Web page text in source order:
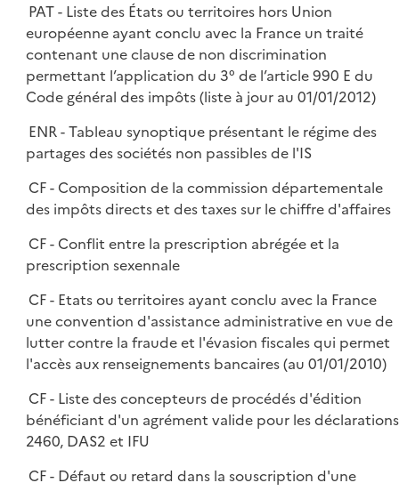
PAT - Liste des États ou territoires hors Union
européenne ayant conclu avec la France un traité
contenant une clause de non discrimination
permettant l’application du 3° de l’article 990 E du
Code général des impôts (liste à jour au 01/01/2012)
ENR - Tableau synoptique présentant le régime des
partages des sociétés non passibles de l'IS
CF - Composition de la commission départementale
des impôts directs et des taxes sur le chiffre d'affaires
CF - Conflit entre la prescription abrégée et la
prescription sexennale
CF - Etats ou territoires ayant conclu avec la France
une convention d'assistance administrative en vue de
lutter contre la fraude et l'évasion fiscales qui permet
l'accès aux renseignements bancaires (au 01/01/2010)
CF - Liste des concepteurs de procédés d'édition
bénéficiant d'un agrément valide pour les déclarations
2460, DAS2 et IFU
CF - Défaut ou retard dans la souscription d'une